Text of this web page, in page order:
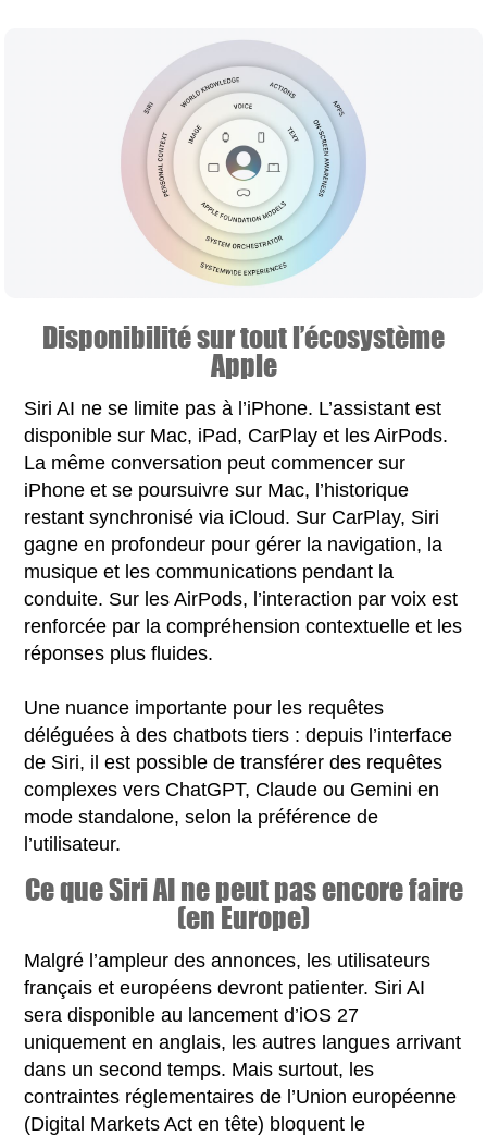
Disponibilité sur tout l’écosystème
Apple
Siri AI ne se limite pas à l’iPhone. L’assistant est
disponible sur Mac, iPad, CarPlay et les AirPods.
La même conversation peut commencer sur
iPhone et se poursuivre sur Mac, l’historique
restant synchronisé via iCloud. Sur CarPlay, Siri
gagne en profondeur pour gérer la navigation, la
musique et les communications pendant la
conduite. Sur les AirPods, l’interaction par voix est
renforcée par la compréhension contextuelle et les
réponses plus fluides.
Une nuance importante pour les requêtes
déléguées à des chatbots tiers : depuis l’interface
de Siri, il est possible de transférer des requêtes
complexes vers ChatGPT, Claude ou Gemini en
mode standalone, selon la préférence de
l’utilisateur.
Ce que Siri AI ne peut pas encore faire
(en Europe)
Malgré l’ampleur des annonces, les utilisateurs
français et européens devront patienter. Siri AI
sera disponible au lancement d’iOS 27
uniquement en anglais, les autres langues arrivant
dans un second temps. Mais surtout, les
contraintes réglementaires de l’Union européenne
(Digital Markets Act en tête) bloquent le